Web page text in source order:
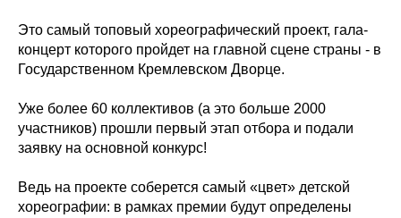
Это самый топовый хореографический проект, гала-
концерт которого пройдет на главной сцене страны - в
Государственном Кремлевском Дворце.
Уже более 60 коллективов (а это больше 2000
участников) прошли первый этап отбора и подали
заявку на основной конкурс!
Ведь на проекте соберется самый «цвет» детской
хореографии: в рамках премии будут определены